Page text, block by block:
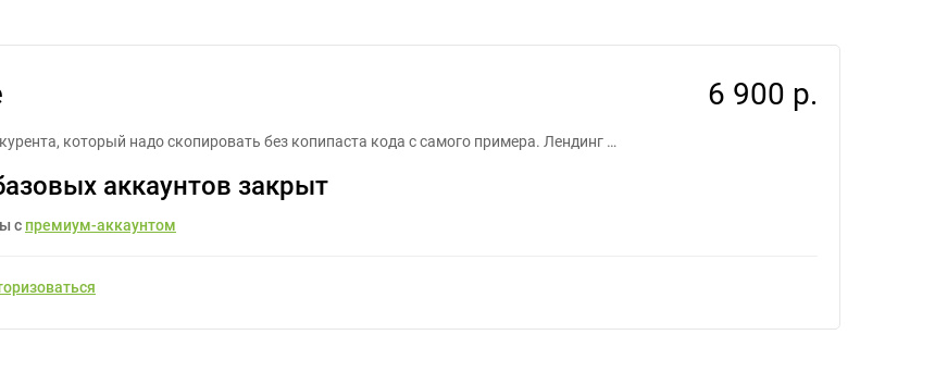
6 900 р.
который надо скопировать без копипаста кода с самого примера. Лендинг …
аккаунтов закрыт
с премиум-аккаунтом